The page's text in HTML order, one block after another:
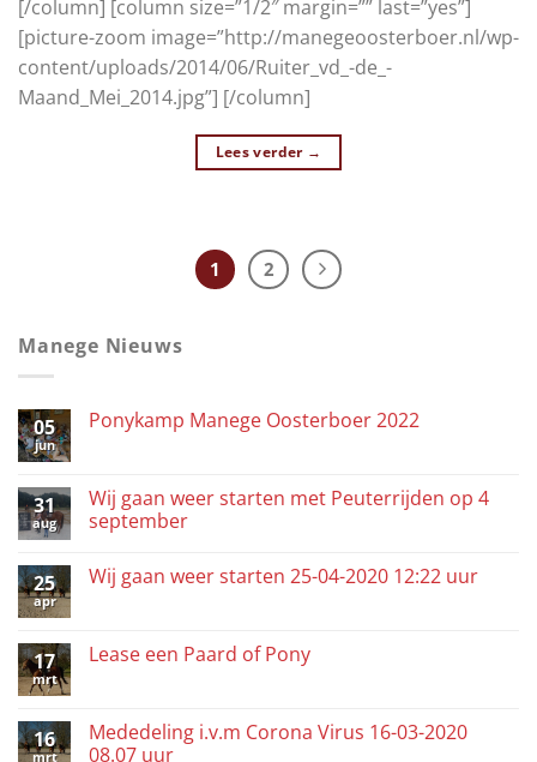
[/column] [column size=”1/2″ margin=”” last=”yes”]
[picture-zoom image=”http://manegeoosterboer.nl/wp-
content/uploads/2014/06/Ruiter_vd_-de_-
Maand_Mei_2014.jpg”] [/column]
Lees verder →
1 2
Manege Nieuws
05
jun
Ponykamp Manege Oosterboer 2022
31
aug
Wij gaan weer starten met Peuterrijden op 4
september
25
apr
Wij gaan weer starten 25-04-2020 12:22 uur
17
mrt
Lease een Paard of Pony
16
mrt
Mededeling i.v.m Corona Virus 16-03-2020
08.07 uur